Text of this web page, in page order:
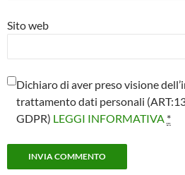
Sito web
Dichiaro di aver preso visione
trattamento dati personali
GDPR) LEGGI INFORMATIVA *